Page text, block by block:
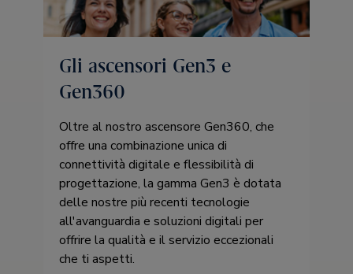
Gli ascensori Gen3 e
Gen360
Oltre al nostro ascensore Gen360, che
offre una combinazione unica di
connettività digitale e flessibilità di
progettazione, la gamma Gen3 è dotata
delle nostre più recenti tecnologie
all'avanguardia e soluzioni digitali per
offrire la qualità e il servizio eccezionali
che ti aspetti.